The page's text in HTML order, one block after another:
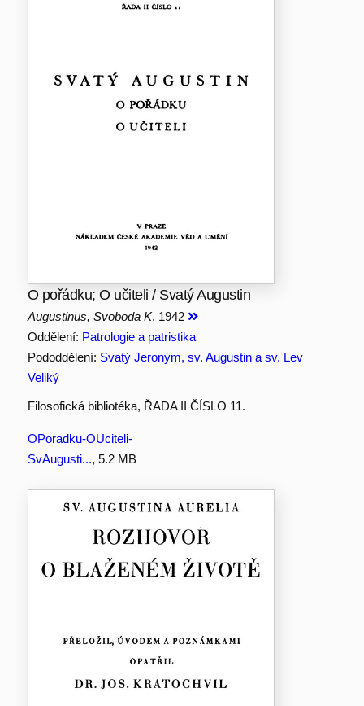
O pořádku; O učiteli / Svatý Augustin
Augustinus, Svoboda K, 1942
Oddělení: Patrologie a patristika
Pododdělení: Svatý Jeroným, sv. Augustin a sv. Lev
Veliký
Filosofická bibliotéka, ŘADA II ČÍSLO 11.
OPoradku-OUciteli-
SvAugusti..., 5.2 MB